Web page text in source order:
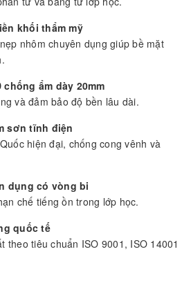
khối thẩm mỹ
nhôm chuyên dụng giúp bề mặt
chống ẩm dày 20mm
và đảm bảo độ bền lâu dài.
sơn tĩnh điện
hiện đại, chống cong vênh và
dụng có vòng bi
chế tiếng ồn trong lớp học.
quốc tế
theo tiêu chuẩn ISO 9001, ISO 14001